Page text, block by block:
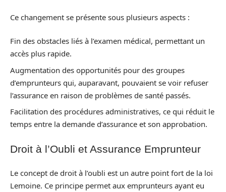
Ce changement se présente sous plusieurs aspects :
Fin des obstacles liés à l’examen médical, permettant un
accès plus rapide.
Augmentation des opportunités pour des groupes
d’emprunteurs qui, auparavant, pouvaient se voir refuser
l’assurance en raison de problèmes de santé passés.
Facilitation des procédures administratives, ce qui réduit le
temps entre la demande d’assurance et son approbation.
Droit à l’Oubli et Assurance Emprunteur
Le concept de droit à l’oubli est un autre point fort de la loi
Lemoine. Ce principe permet aux emprunteurs ayant eu